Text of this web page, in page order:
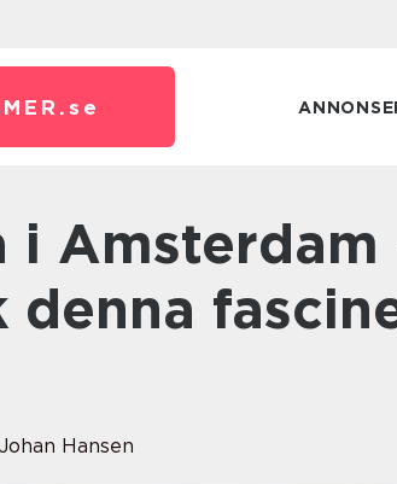
se
denna
Johan Hansen